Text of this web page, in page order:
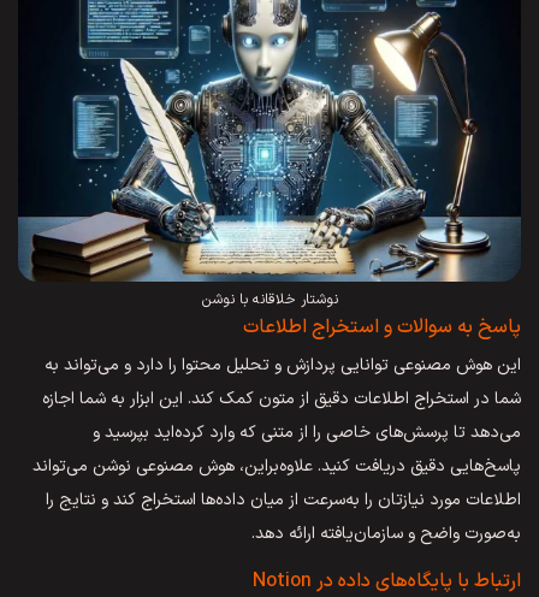
نوشتار خلاقانه با نوشن
پاسخ به سوالات و استخراج اطلاعات
این هوش مصنوعی توانایی پردازش و تحلیل محتوا را دارد و می‌تواند به
شما در استخراج اطلاعات دقیق از متون کمک کند. این ابزار به شما اجازه
می‌دهد تا پرسش‌های خاصی را از متنی که وارد کرده‌اید بپرسید و
پاسخ‌هایی دقیق دریافت کنید. علاوه‌براین، هوش مصنوعی نوشن می‌تواند
اطلاعات مورد نیازتان را به‌سرعت از میان داده‌ها استخراج کند و نتایج را
به‌صورت واضح و سازمان‌یافته ارائه دهد.
ارتباط با پایگاه‌های داده در Notion